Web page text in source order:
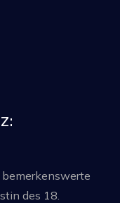
des 18.